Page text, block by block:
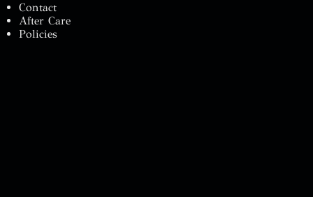
Contact
After Care
Policies